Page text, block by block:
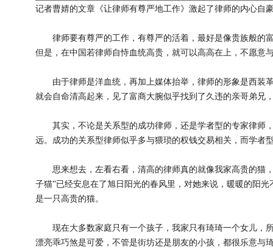
记者曹婧的文章《让律师有尊严地工作》激起了律师的内心自
律师要有尊严的工作，有尊严的活着，最好是像贵族般的
但是，在中国若律师自恃血统高贵，就可以高高在上，不愿意
由于律师是洋血统，再加上媒体抬举，律师的形象是西装
就会自命清高起来，见了富商大腕似乎找到了久违的亲哥弟兄
其实，不论是关系型的成功律师，还是学者型的专家律师
远。成功的关系型律师似乎多与猥琐的权钱交易相关，而学者
思来想去，左看右看，清高的律师真的就像我家高贵的猫
子猫”已经安息在了旭日阳光的春风里，对她来说，暖暖的阳
是一只高贵的猫。
现在大多数家庭只有一个孩子，我家只有琦琦一个女儿，
漂亮乖巧煞是可爱，不管是街坊还是朋友的小孩，都很乐意与